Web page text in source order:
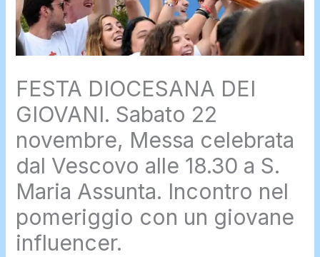
FESTA DIOCESANA DEI
GIOVANI. Sabato 22
novembre, Messa celebrata
dal Vescovo alle 18.30 a S.
Maria Assunta. Incontro nel
pomeriggio con un giovane
influencer.